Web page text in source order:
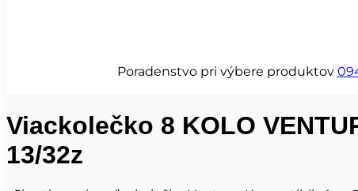
Poradenstvo pri výbere produktov
Viackolečko 8 KOLO
13/32z